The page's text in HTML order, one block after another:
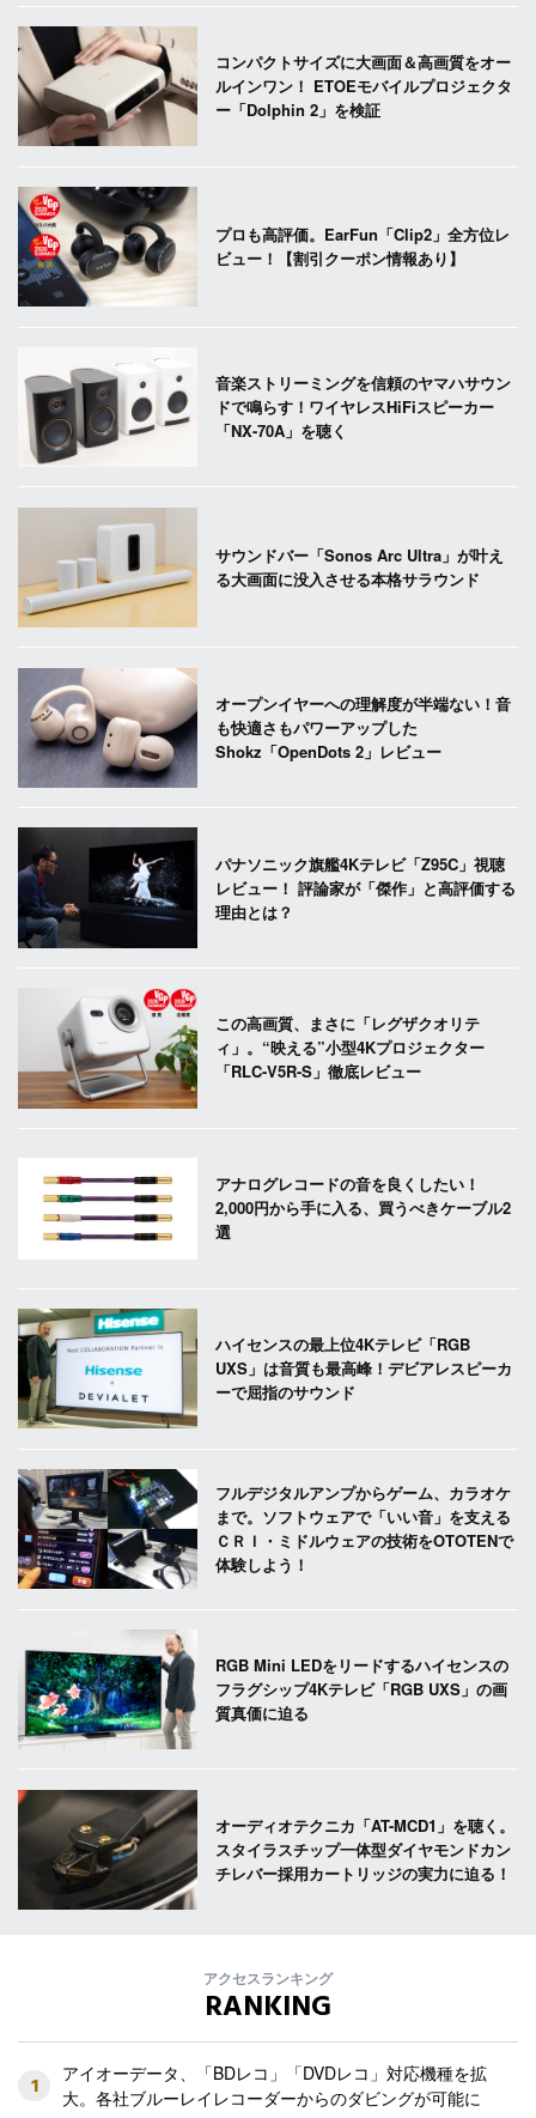
コンパクトサイズに大画面＆高画質をオー
ルインワン！ ETOEモバイルプロジェクタ
ー「Dolphin 2」を検証
プロも高評価。EarFun「Clip2」全方位レ
ビュー！【割引クーポン情報あり】
音楽ストリーミングを信頼のヤマハサウン
ドで鳴らす！ワイヤレスHiFiスピーカー
「NX-70A」を聴く
サウンドバー「Sonos Arc Ultra」が叶え
る大画面に没入させる本格サラウンド
オープンイヤーへの理解度が半端ない！音
も快適さもパワーアップした
Shokz「OpenDots 2」レビュー
パナソニック旗艦4Kテレビ「Z95C」視聴
レビュー！ 評論家が「傑作」と高評価する
理由とは？
この高画質、まさに「レグザクオリテ
ィ」。“映える”小型4Kプロジェクター
「RLC-V5R-S」徹底レビュー
アナログレコードの音を良くしたい！
2,000円から手に入る、買うべきケーブル2
選
ハイセンスの最上位4Kテレビ「RGB
UXS」は音質も最高峰！デビアレスピーカ
ーで屈指のサウンド
フルデジタルアンプからゲーム、カラオケ
まで。ソフトウェアで「いい音」を支える
ＣＲＩ・ミドルウェアの技術をOTOTENで
体験しよう！
RGB Mini LEDをリードするハイセンスの
フラグシップ4Kテレビ「RGB UXS」の画
質真価に迫る
オーディオテクニカ「AT-MCD1」を聴く。
スタイラスチップ一体型ダイヤモンドカン
チレバー採用カートリッジの実力に迫る！
アクセスランキング
RANKING
1
アイオーデータ、「BDレコ」「DVDレコ」対応機種を拡
大。各社ブルーレイレコーダーからのダビングが可能に